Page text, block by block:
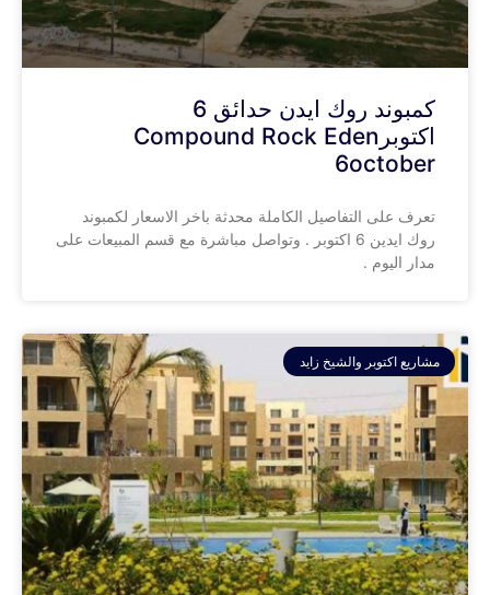
كمبوند روك ايدن حدائق 6
اكتوبرCompound Rock Eden
6october
تعرف على التفاصيل الكاملة محدثة باخر الاسعار لكمبوند
روك ايدين 6 اكتوبر . وتواصل مباشرة مع قسم المبيعات على
مدار اليوم .
مشاريع اكتوبر والشيخ زايد